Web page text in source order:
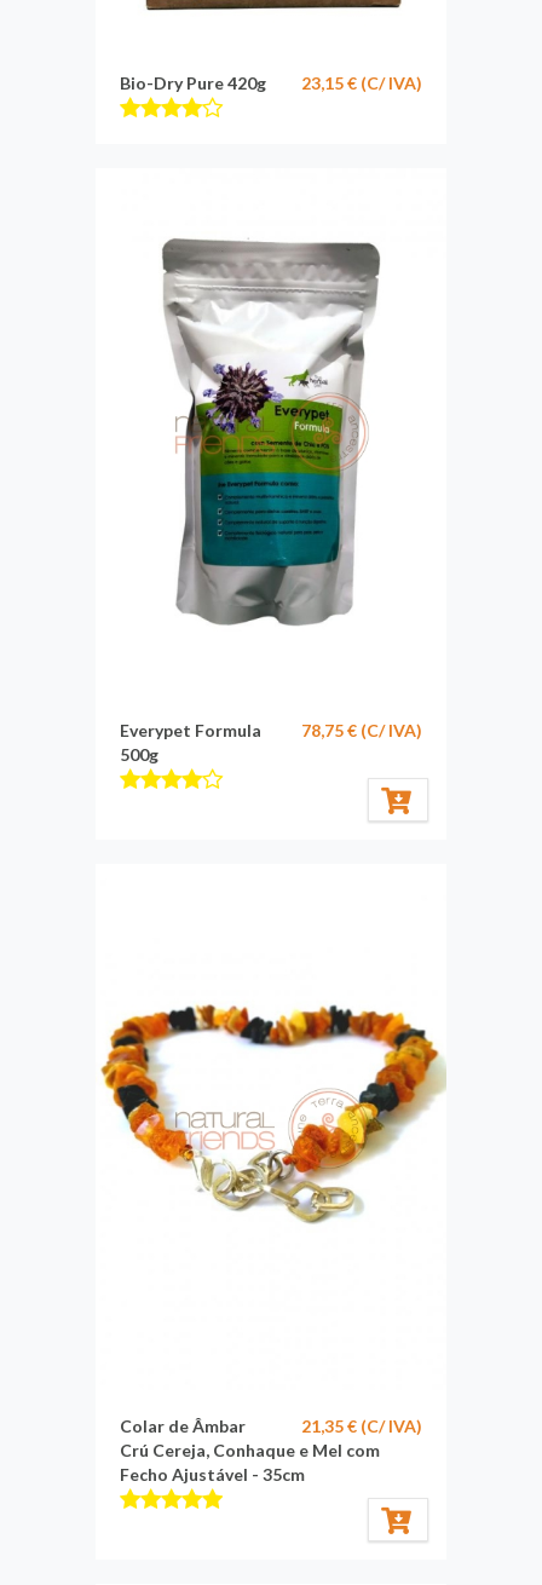
23,15 € (C/ IVA)
Bio-Dry Pure 420g
78,75 € (C/ IVA)
Everypet Formula
500g
21,35 € (C/ IVA)
Colar de Âmbar
Crú Cereja, Conhaque e Mel com
Fecho Ajustável - 35cm